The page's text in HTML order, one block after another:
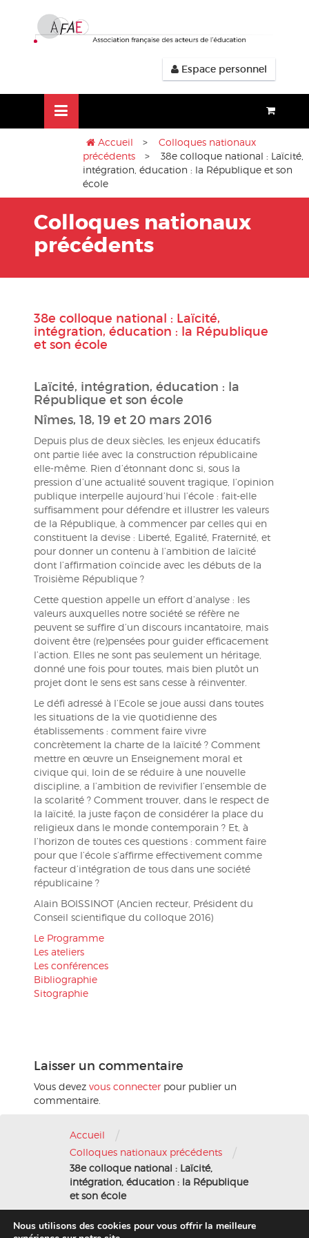
contenu
Espace personnel
Accueil > Colloques nationaux
précédents
> 38e colloque national : Laïcité,
intégration, éducation : la République et son
école
Colloques nationaux
précédents
38e colloque national : Laïcité,
intégration, éducation : la République
et son école
Laïcité, intégration, éducation : la
République et son école
Nîmes, 18, 19 et 20 mars 2016
Depuis plus de deux siècles, les enjeux éducatifs
ont partie liée avec la construction républicaine
elle-même. Rien d’étonnant donc si, sous la
pression d’une actualité souvent tragique, l’opinion
publique interpelle aujourd’hui l’école : fait-elle
suffisamment pour défendre et illustrer les valeurs
de la République, à commencer par celles qui en
constituent la devise : Liberté, Egalité, Fraternité, et
pour donner un contenu à l’ambition de laïcité
dont l’affirmation coïncide avec les débuts de la
Troisième République ?
Cette question appelle un effort d’analyse : les
valeurs auxquelles notre société se réfère ne
peuvent se suffire d’un discours incantatoire, mais
doivent être (re)pensées pour guider efficacement
l’action. Elles ne sont pas seulement un héritage,
donné une fois pour toutes, mais bien plutôt un
projet dont le sens est sans cesse à réinventer.
Le défi adressé à l’Ecole se joue aussi dans toutes
les situations de la vie quotidienne des
établissements : comment faire vivre
concrètement la charte de la laïcité ? Comment
mettre en œuvre un Enseignement moral et
civique qui, loin de se réduire à une nouvelle
discipline, a l’ambition de revivifier l’ensemble de
la scolarité ? Comment trouver, dans le respect de
la laïcité, la juste façon de considérer la place du
religieux dans le monde contemporain ? Et, à
l’horizon de toutes ces questions : comment faire
pour que l’école s’affirme effectivement comme
facteur d’intégration de tous dans une société
républicaine ?
Alain BOISSINOT (Ancien recteur, Président du
Conseil scientifique du colloque 2016)
Le Programme
Les ateliers
Les conférences
Bibliographie
Sitographie
Laisser un commentaire
Vous devez vous connecterpour publier un
commentaire.
Accueil /
Colloques nationaux précédents /
38e colloque national : Laïcité,
intégration, éducation : la République
et son école
Nous contacter-Mentions légales
Nous utilisons des cookies pour vous offrir la meilleure